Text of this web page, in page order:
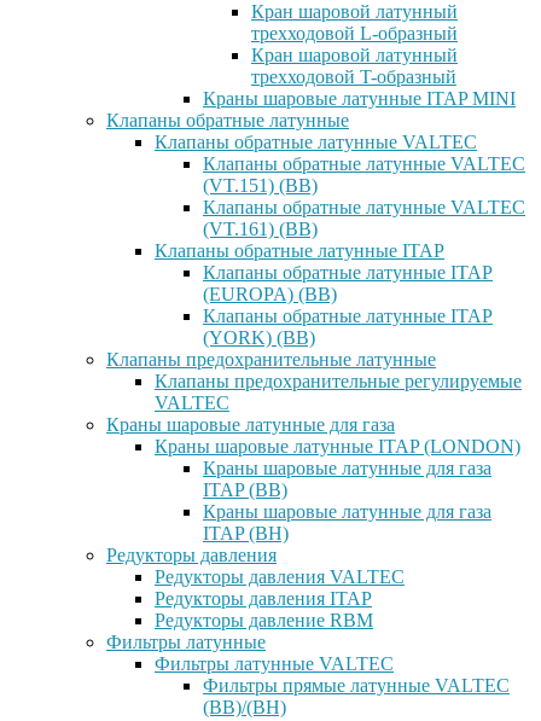
Кран шаровой латунный
трехходовой L-образный
Кран шаровой латунный
трехходовой T-образный
Краны шаровые латунные ITAP MINI
Клапаны обратные латунные
Клапаны обратные латунные VALTEC
Клапаны обратные латунные VALTEC
(VT.151) (ВВ)
Клапаны обратные латунные VALTEC
(VT.161) (ВВ)
Клапаны обратные латунные ITAP
Клапаны обратные латунные ITAP
(EUROPA) (ВВ)
Клапаны обратные латунные ITAP
(YORK) (ВВ)
Клапаны предохранительные латунные
Клапаны предохранительные регулируемые
VALTEC
Краны шаровые латунные для газа
Краны шаровые латунные ITAP (LONDON)
Краны шаровые латунные для газа
ITAP (ВВ)
Краны шаровые латунные для газа
ITAP (ВН)
Редукторы давления
Редукторы давления VALTEC
Редукторы давления ITAP
Редукторы давление RBM
Фильтры латунные
Фильтры латунные VALTEC
Фильтры прямые латунные VALTEC
(ВВ)/(ВН)